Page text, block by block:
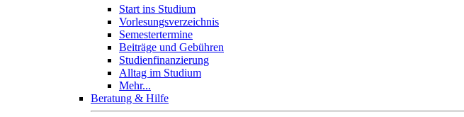
Start ins Studium
Vorlesungsverzeichnis
Semestertermine
Beiträge und Gebühren
Studienfinanzierung
Alltag im Studium
Mehr...
Beratung & Hilfe